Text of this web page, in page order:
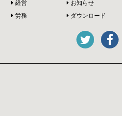
経営
労務
お知らせ
ダウンロード